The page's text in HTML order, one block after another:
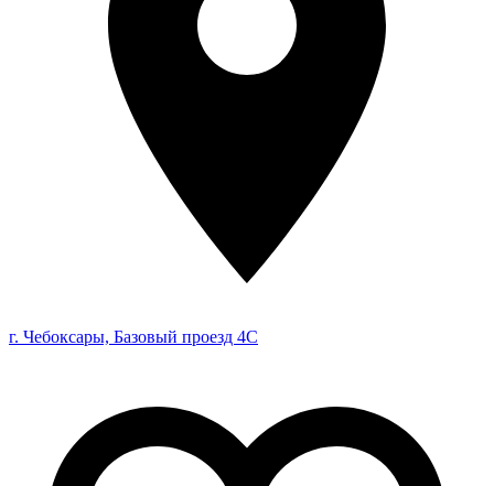
г. Чебоксары, Базовый проезд 4С